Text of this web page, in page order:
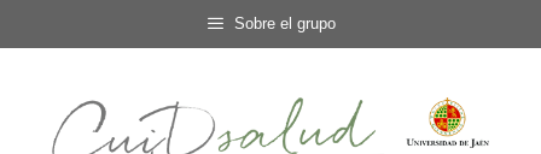
al
Sobre el grupo